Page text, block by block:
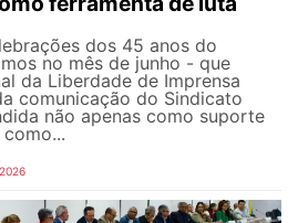
dos 45 anos do
no mês de junho - que
da Liberdade de Imprensa
comunicação do Sindicato
não apenas como suporte